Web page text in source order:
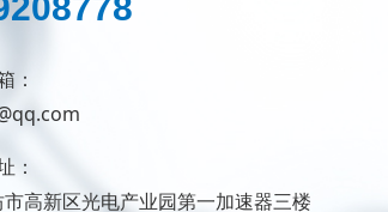
208778
：
：
高新区光电产业园第一加速器三楼